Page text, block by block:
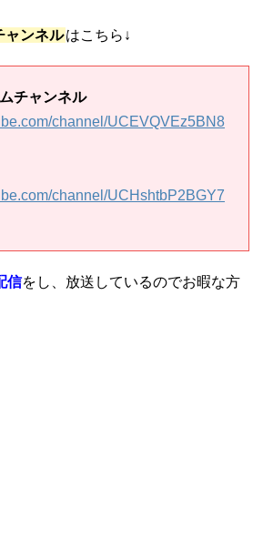
ャンネルはこちら↓
チャンネル
channel/UCEVQVEz5BN8
channel/UCHshtbP2BGY7
信をし、放送しているのでお暇な方